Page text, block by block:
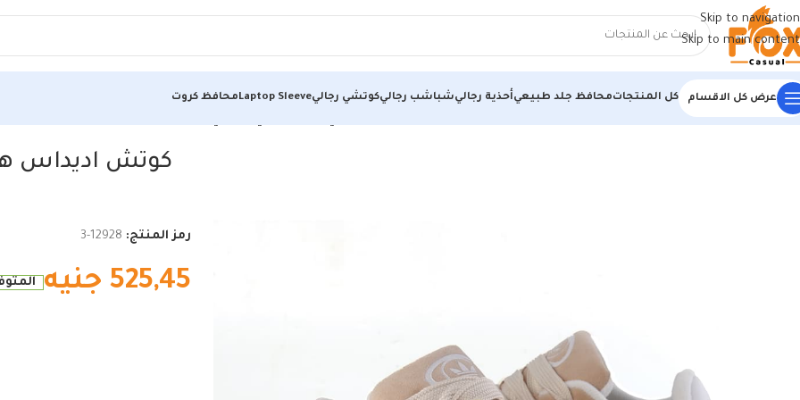
Skip to navigation
Skip to main content
عرض كل الاقسام كل المنتجاتمحافظ جلد طبيعيأحذية رجاليشباشب رجاليكوتشي رجاليLaptop Sleeveمحافظ كروت
الرئيسية/أحذية رجالي
كوتش اديداس
رمز المنتج: 12928-3
525,45 جنيه